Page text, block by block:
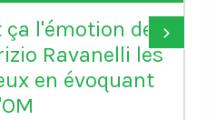
ça l'émotion de
Ravanelli les
en évoquant
›